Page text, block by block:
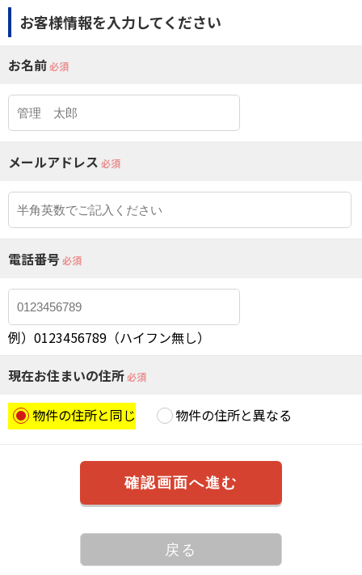
お客様情報を入力してください
お名前必須
メールアドレス 必須
電話番号必須
例）0123456789（ハイフン無し）
現在お住まいの住所必須
物件の住所と同じ 物件の住所と異なる